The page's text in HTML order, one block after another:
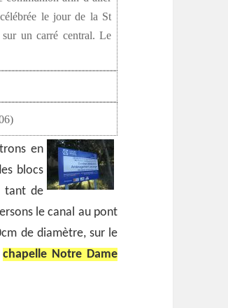
le jour de la St
un carré central. Le
en
blocs
tant de
le canal au pont
de diamètre, sur le
chapelle Notre Dame